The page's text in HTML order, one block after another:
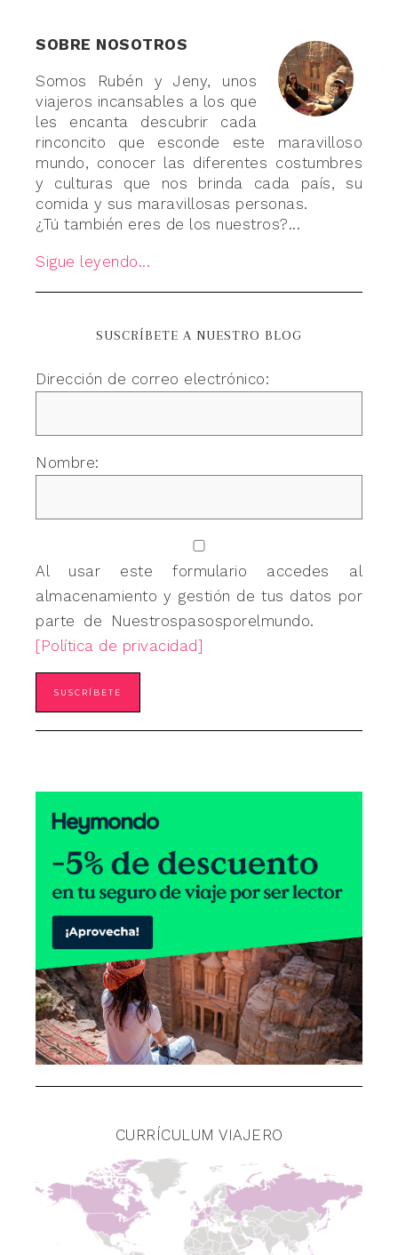
SOBRE NOSOTROS
Somos Rubén y Jeny, unos
viajeros incansables a los que
les encanta descubrir cada
rinconcito que esconde este maravilloso
mundo, conocer las diferentes costumbres
y culturas que nos brinda cada país, su
comida y sus maravillosas personas.
¿Tú también eres de los nuestros?...
Sigue leyendo...
SUSCRÍBETE A NUESTRO BLOG
Dirección de correo electrónico:
Nombre:
Al usar este formulario accedes al
almacenamiento y gestión de tus datos por
parte de Nuestrospasosporelmundo.
[Política de privacidad]
CURRÍCULUM VIAJERO